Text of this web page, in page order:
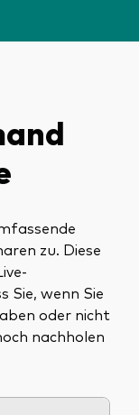
zu. Diese
Sie, wenn Sie
oder nicht
nachholen